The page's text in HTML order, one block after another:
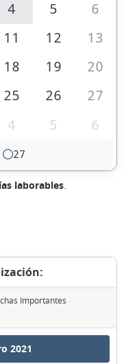
4 5
6
11 12
13
18 19
20
25 26
27
4 5 6
27
laborables.
Importantes
2021